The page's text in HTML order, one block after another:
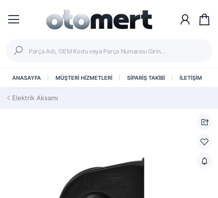
ANASAYFA MÜŞTERİ HİZMETLERİ SİPARİŞ TAKİBİ İLETİŞİM
Elektrik Aksamı